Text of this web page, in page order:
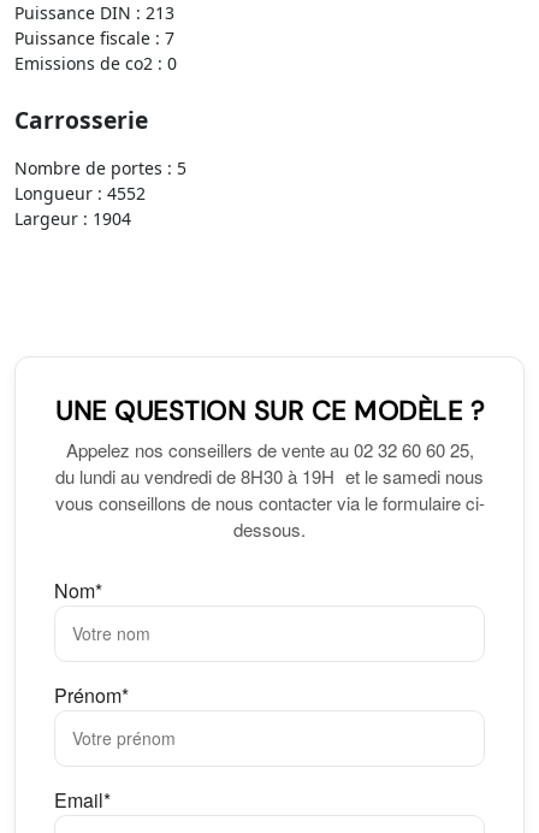
Puissance DIN : 213
Puissance fiscale : 7
Emissions de co2 : 0
Carrosserie
Nombre de portes : 5
Longueur : 4552
Largeur : 1904
UNE QUESTION SUR CE MODÈLE ?
Appelez nos conseillers de vente au 02 32 60 60 25,
du lundi au vendredi de 8H30 à 19H et le samedi nous
vous conseillons de nous contacter via le formulaire ci-
dessous.
Nom*
Prénom*
Email*